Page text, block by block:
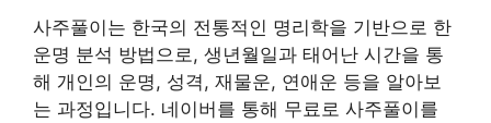
사주풀이는 한국의 전통적인 명리학을 기반으로 한
운명 분석 방법으로, 생년월일과 태어난 시간을 통
해 개인의 운명, 성격, 재물운, 연애운 등을 알아보
는 과정입니다. 네이버를 통해 무료로 사주풀이를